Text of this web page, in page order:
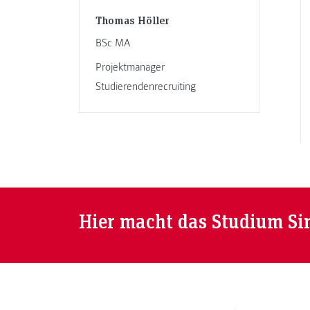
Thomas Höller
BSc MA
Projektmanager
Studierendenrecruiting
Hier macht das Studium